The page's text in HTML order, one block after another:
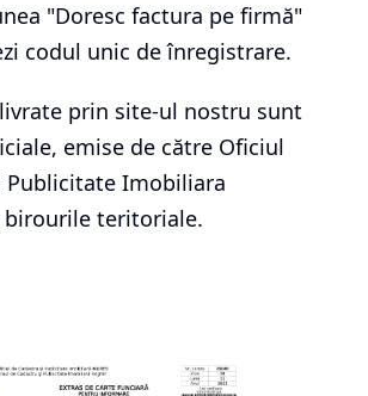
"Doresc factura pe firmă"
codul unic de înregistrare.
prin site-ul nostru sunt
emise de către Oficiul
Publicitate Imobiliara
teritoriale.